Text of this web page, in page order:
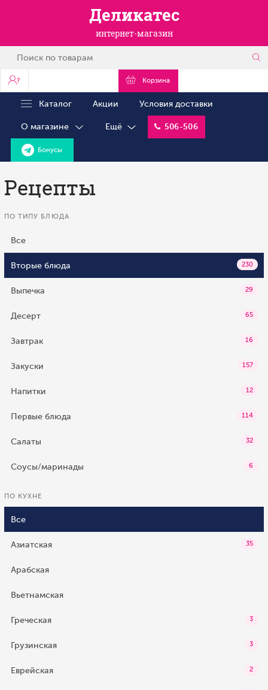
Деликатес
интернет-магазин
? Корзина
Каталог Акции Условия доставки
О магазине Ещё 506-506
Бонусы
Рецепты
ПО ТИПУ БЛЮДА
Все
Вторые блюда 230
Выпечка 29
Десерт 65
Завтрак 16
Закуски 157
Напитки 12
Первые блюда 114
Салаты 32
Соусы/маринады 6
ПО КУХНЕ
Все
Азиатская 35
Арабская
Вьетнамская
Греческая 3
Грузинская 3
Еврейская 2